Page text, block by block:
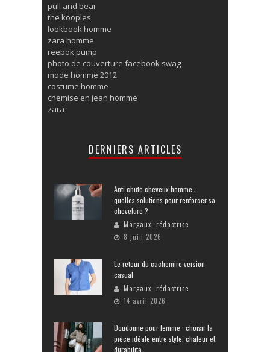
pull and bear
the kooples
lookbook homme
zara homme
reebok pump
photo de couverture facebook swag
mode homme 2012
costume homme
chemise en jean homme
zara
DERNIERS ARTICLES
Anti chute cheveux homme :
quelles solutions pour renforcer sa
chevelure ?
Margaux, rédactrice
8 juin 2026
Le retour du cachemire version
casual
Margaux, rédactrice
14 avril 2026
Doudoune pour femme : choisir la
pièce idéale entre style, chaleur et
durabilité